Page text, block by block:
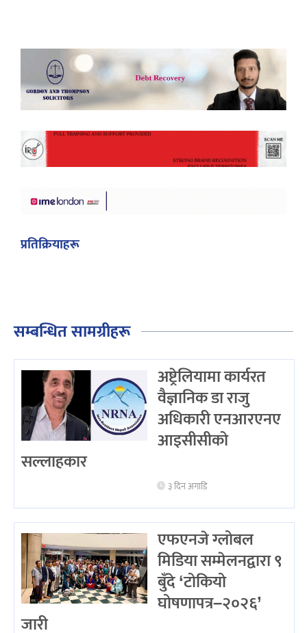
प्रतिक्रियाहरू
सम्बन्धित सामग्रीहरू
अष्ट्रेलियामा कार्यरत
वैज्ञानिक डा राजु
अधिकारी एनआरएनए
आइसीसीको
सल्लाहकार
३ दिन अगाडि
एफएनजे ग्लोबल
मिडिया सम्मेलनद्वारा ९
बुँदे ‘टोकियो
घोषणापत्र–२०२६’
जारी